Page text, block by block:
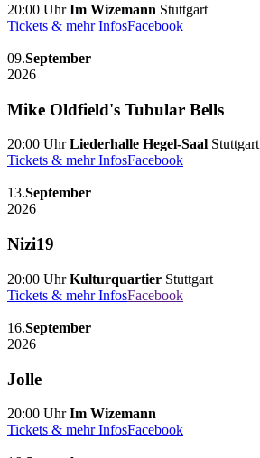
20:00 UhrIm Wizemann Stuttgart
Tickets & mehr InfosFacebook
09.September
2026
Mike Oldfield's Tubular Bells
20:00 UhrLiederhalle Hegel-Saal Stuttgart
Tickets & mehr InfosFacebook
13.September
2026
Nizi19
20:00 UhrKulturquartier Stuttgart
Tickets & mehr InfosFacebook
16.September
2026
Jolle
20:00 UhrIm Wizemann
Tickets & mehr InfosFacebook